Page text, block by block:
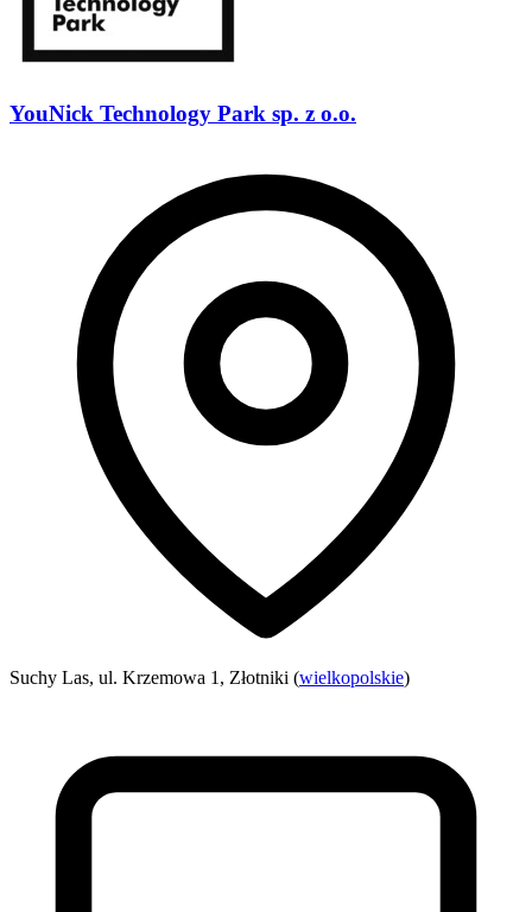
YouNick Technology Park sp. z o.o.
Suchy Las, ul. Krzemowa 1, Złotniki (wielkopolskie)